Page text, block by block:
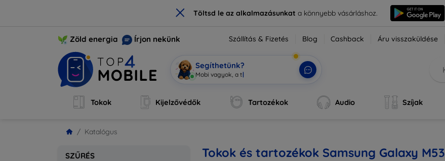
× Töltsd le az alkalmazásunkata könnyebb vásárláshoz.
Zöld energia Írjon nekünk Szállítás & Fizetés Blog Cashback Áru visszaküldése
Segíthetünk?
Mobi vagyok, a te MI-segítőd.
Tokok Kijelzővédők Tartozékok Audio Szíjak
Katalógus
SZŰRÉS Tokok és tartozékok Samsung Galaxy M53